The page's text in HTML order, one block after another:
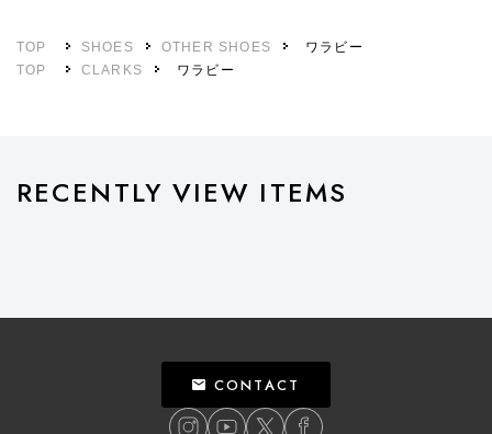
TOP SHOES OTHER SHOES
ワラビー
TOP
CLARKS ワラビー
RECENTLY VIEW ITEMS
CONTACT